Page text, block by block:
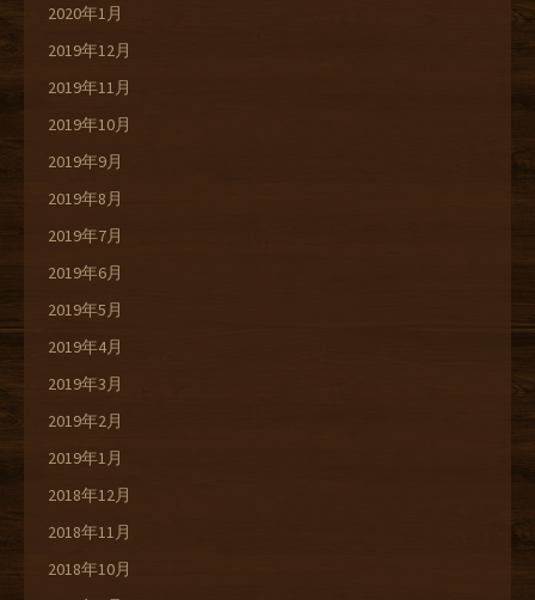
2020年1月
2019年12月
2019年11月
2019年10月
2019年9月
2019年8月
2019年7月
2019年6月
2019年5月
2019年4月
2019年3月
2019年2月
2019年1月
2018年12月
2018年11月
2018年10月